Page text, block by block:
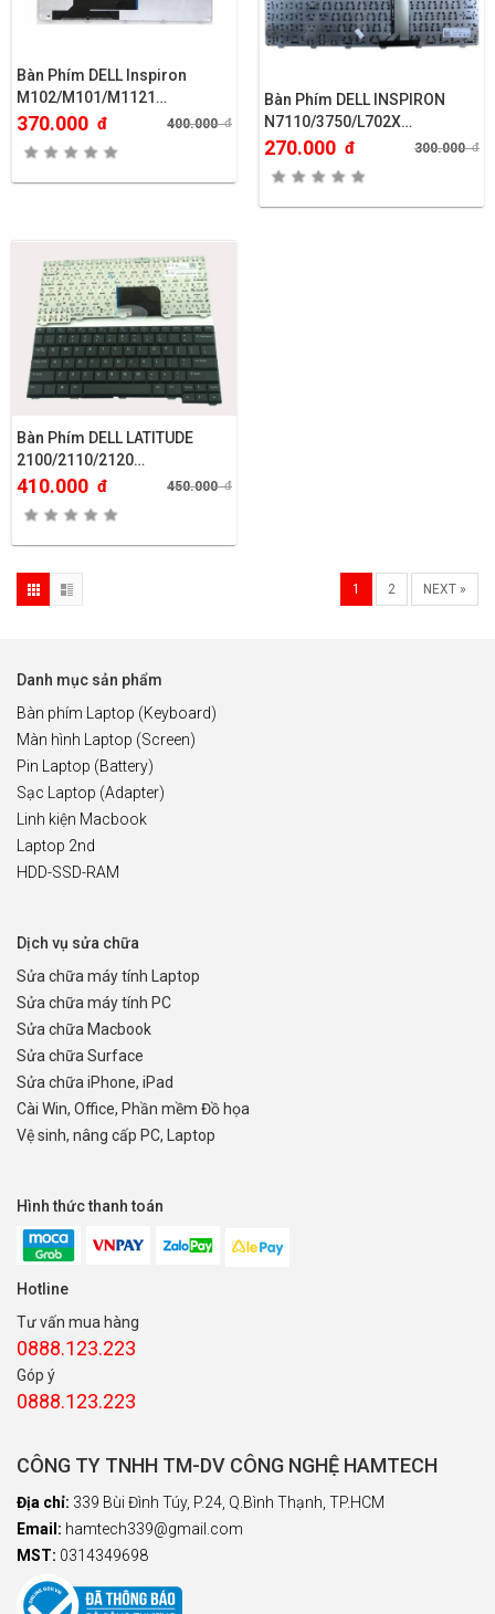
Bàn Phím DELL Inspiron
M102/M101/M1121…
370.000 đ 400.000đ
Bàn Phím DELL INSPIRON
N7110/3750/L702X…
270.000 đ 300.000đ
Bàn Phím DELL LATITUDE
2100/2110/2120…
410.000 đ 450.000đ
1 2 NEXT »
Danh mục sản phẩm
Bàn phím Laptop (Keyboard)
Màn hình Laptop (Screen)
Pin Laptop (Battery)
Sạc Laptop (Adapter)
Linh kiện Macbook
Laptop 2nd
HDD-SSD-RAM
Dịch vụ sửa chữa
Sửa chữa máy tính Laptop
Sửa chữa máy tính PC
Sửa chữa Macbook
Sửa chữa Surface
Sửa chữa iPhone, iPad
Cài Win, Office, Phần mềm Đồ họa
Vệ sinh, nâng cấp PC, Laptop
Hình thức thanh toán
Hotline
Tư vấn mua hàng
0888.123.223
Góp ý
0888.123.223
CÔNG TY TNHH TM-DV CÔNG NGHỆ HAMTECH
Địa chỉ: 339 Bùi Đình Túy, P.24, Q.Bình Thạnh, TP.HCM
Email: hamtech339@gmail.com
MST: 0314349698